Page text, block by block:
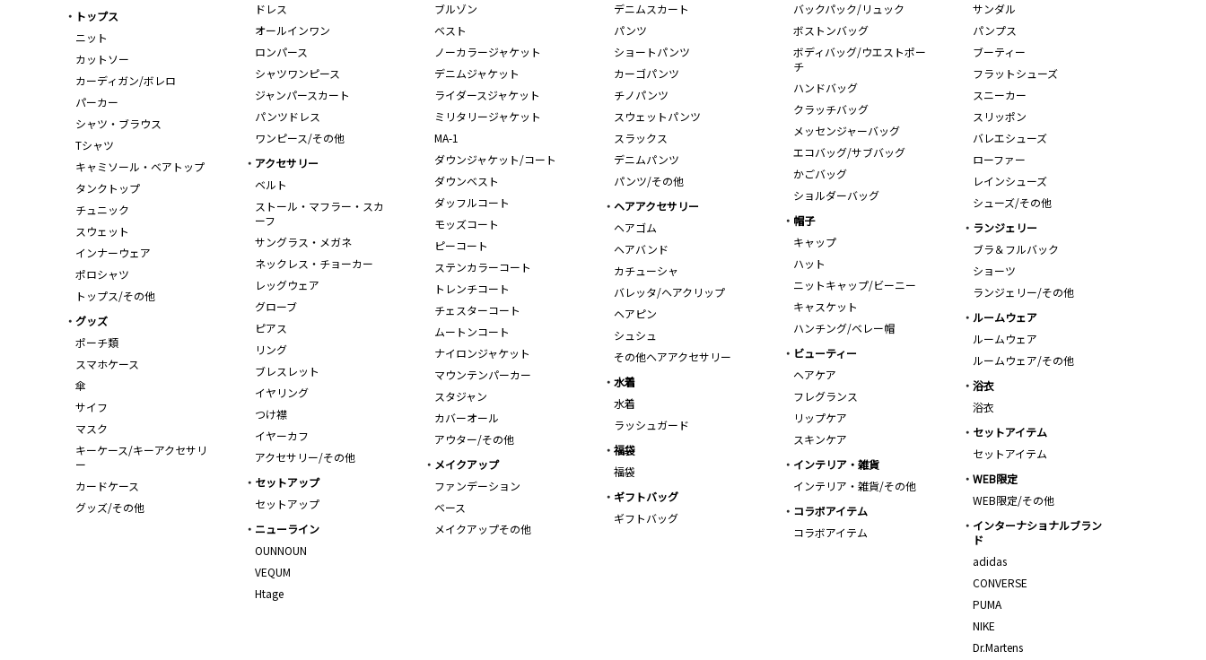
トップス
ニット
カットソー
カーディガン/ボレロ
パーカー
シャツ・ブラウス
Tシャツ
キャミソール・ベアトップ
タンクトップ
チュニック
スウェット
インナーウェア
ポロシャツ
トップス/その他
ドレス
オールインワン
ロンパース
シャツワンピース
ジャンパースカート
パンツドレス
ワンピース/その他
ブルゾン
ベスト
ノーカラージャケット
デニムジャケット
ライダースジャケット
ミリタリージャケット
MA-1
ダウンジャケット/コート
ダウンベスト
ダッフルコート
モッズコート
ピーコート
ステンカラーコート
トレンチコート
チェスターコート
ムートンコート
ナイロンジャケット
マウンテンパーカー
スタジャン
カバーオール
アウター/その他
デニムスカート
パンツ
ショートパンツ
カーゴパンツ
チノパンツ
スウェットパンツ
スラックス
デニムパンツ
パンツ/その他
バックパック/リュック
ボストンバッグ
ボディバッグ/ウエストポー
チ
ハンドバッグ
クラッチバッグ
メッセンジャーバッグ
エコバッグ/サブバッグ
かごバッグ
ショルダーバッグ
サンダル
パンプス
ブーティー
フラットシューズ
スニーカー
スリッポン
バレエシューズ
ローファー
レインシューズ
シューズ/その他
アクセサリー
ベルト
ストール・マフラー・スカ
ーフ
サングラス・メガネ
ネックレス・チョーカー
レッグウェア
グローブ
ピアス
リング
ブレスレット
イヤリング
つけ襟
イヤーカフ
アクセサリー/その他
ヘアアクセサリー
ヘアゴム
ヘアバンド
カチューシャ
バレッタ/ヘアクリップ
ヘアピン
シュシュ
その他ヘアアクセサリー
帽子
キャップ
ハット
ニットキャップ/ビーニー
キャスケット
ハンチング/ベレー帽
ランジェリー
ブラ＆フルバック
ショーツ
ランジェリー/その他
ルームウェア
ルームウェア
ルームウェア/その他
グッズ
ポーチ類
スマホケース
傘
サイフ
マスク
キーケース/キーアクセサリ
ー
カードケース
グッズ/その他
ビューティー
ヘアケア
フレグランス
リップケア
スキンケア
水着
水着
ラッシュガード
浴衣
浴衣
セットアイテム
セットアイテム
福袋
福袋
メイクアップ
ファンデーション
ベース
メイクアップその他
インテリア・雑貨
インテリア・雑貨/その他
WEB限定
WEB限定/その他
セットアップ
セットアップ
ギフトバッグ
ギフトバッグ
コラボアイテム
コラボアイテム
インターナショナルブラン
ド
adidas
CONVERSE
PUMA
NIKE
Dr.Martens
ニューライン
OUNNOUN
VEQUM
Htage